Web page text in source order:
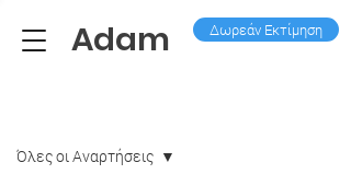
Adam Δωρεάν Εκτίμηση
Όλες οι Aναρτήσεις